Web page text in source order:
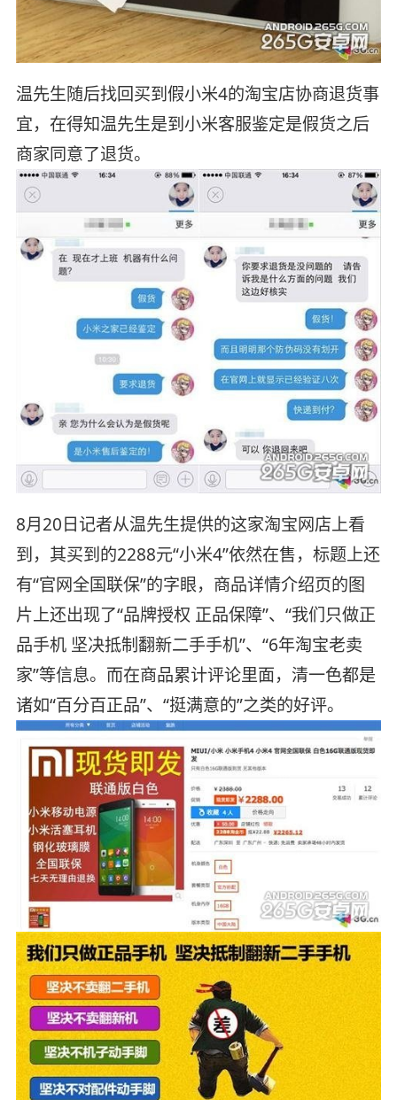
温先生随后找回买到假小米4的淘宝店协商退货事
宜，在得知温先生是到小米客服鉴定是假货之后
商家同意了退货。
8月20日记者从温先生提供的这家淘宝网店上看
到，其买到的2288元“小米4”依然在售，标题上还
有“官网全国联保”的字眼，商品详情介绍页的图
片上还出现了“品牌授权 正品保障”、“我们只做正
品手机 坚决抵制翻新二手手机”、“6年淘宝老卖
家”等信息。而在商品累计评论里面，清一色都是
诸如“百分百正品”、“挺满意的”之类的好评。